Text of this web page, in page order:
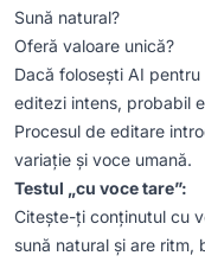
Sună natural?
Oferă valoare unică?
Dacă folosești AI
editezi intens, probabil
Procesul de editare
variație și voce umană.
Testul „cu voce tare”:
Citește-ți conținutul cu
sună natural și are ritm,